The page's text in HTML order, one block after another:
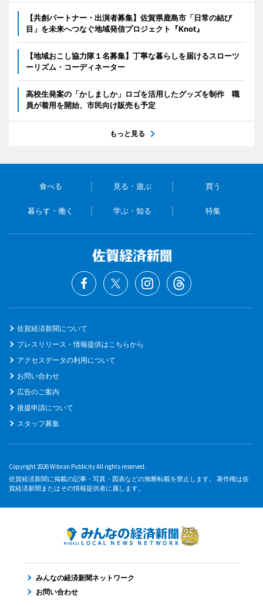
【共創パートナー・出演者募集】佐賀県鹿島市「日常の結び
目」を未来へつなぐ地域発信プロジェクト『Knot』
【地域おこし協力隊１名募集】丁寧な暮らしを届けるスローツ
ーリズム・コーディネーター
高校生発案の「かしましか」ロゴを活用したグッズを制作 職
員が着用を開始、市民向け販売も予定
もっと見る
食べる 見る・遊ぶ 買う
暮らす・働く 学ぶ・知る 特集
佐賀経済新聞について
プレスリリース・情報提供はこちらから
アクセスデータの利用について
お問い合わせ
広告のご案内
後援申請について
スタッフ募集
Copyright 2026 Wibran Publicity All rights reserved.
佐賀経済新聞に掲載の記事・写真・図表などの無断転載を禁止します。 著作権は佐
賀経済新聞またはその情報提供者に属します。
みんなの経済新聞ネットワーク
お問い合わせ